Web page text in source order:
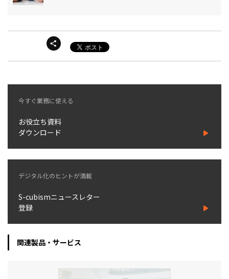
今すぐ業務に使える
お役立ち資料
ダウンロード
デジタル化のヒントが満載
S-cubismニュースレター
登録
関連製品・サービス